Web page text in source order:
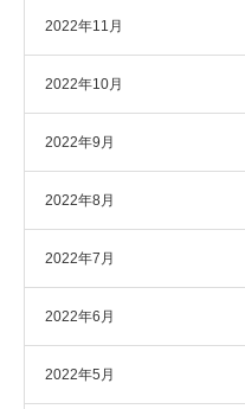
2022年11月
2022年10月
2022年9月
2022年8月
2022年7月
2022年6月
2022年5月